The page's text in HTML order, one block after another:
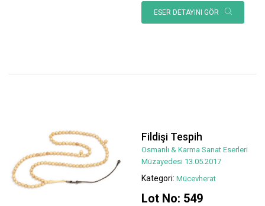
ESER DETAYINI GÖR
Fildişi Tespih
Osmanlı & Karma Sanat Eserleri
Müzayedesi 13.05.2017
Kategori: Mücevherat
Lot No: 549